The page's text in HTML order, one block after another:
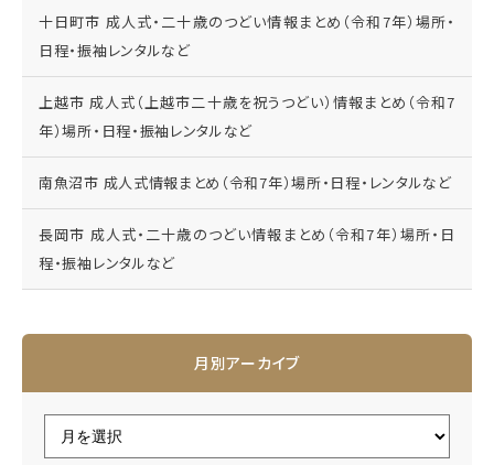
十日町市 成人式・二十歳のつどい情報まとめ（令和7年）場所・
日程・振袖レンタルなど
上越市 成人式（上越市二十歳を祝うつどい）情報まとめ（令和7
年）場所・日程・振袖レンタルなど
南魚沼市 成人式情報まとめ（令和7年）場所・日程・レンタルなど
長岡市 成人式・二十歳のつどい情報まとめ（令和7年）場所・日
程・振袖レンタルなど
月別アーカイブ